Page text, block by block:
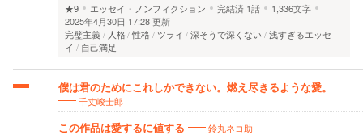
★9
エッセイ・ノンフィクション 完結済 1話
1,336文字
2025年4月30日 17:28 更新
完璧主義
人格 性格 ツライ 深そうで深くない 浅すぎるエッセ
イ
自己満足
僕は君のためにこれしかできない。燃え尽きるような愛。
千丈峻士郎
この作品は愛するに値する 鈴丸ネコ助